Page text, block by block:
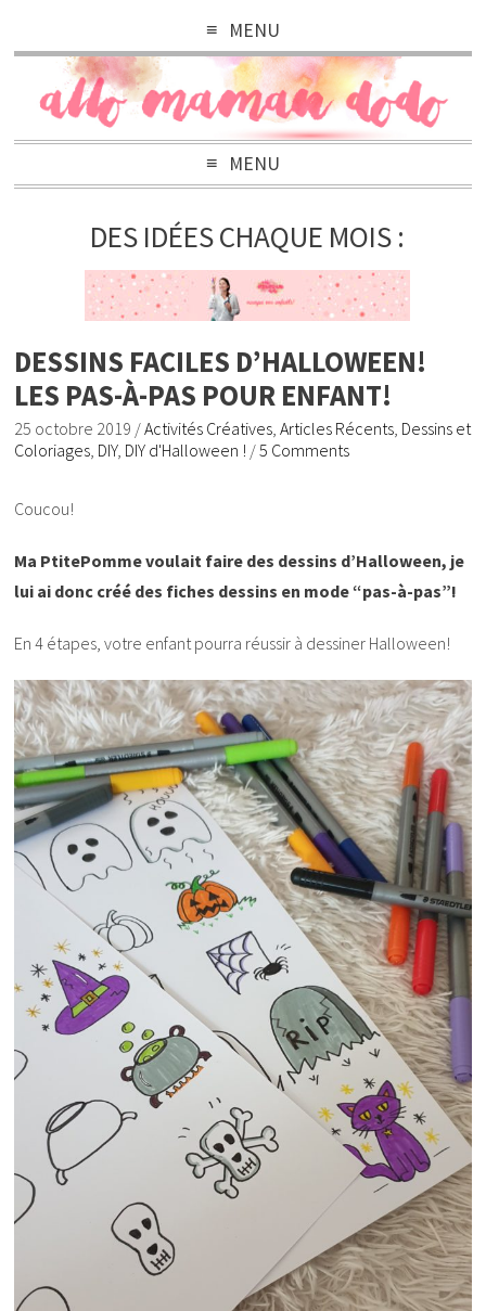
MENU
MENU
DES IDÉES CHAQUE MOIS :
DESSINS FACILES D’HALLOWEEN!
LES PAS-À-PAS POUR ENFANT!
25 octobre 2019 /Activités Créatives ,Articles Récents Dessins et
Coloriages DIY, DIY d'Halloween ! /5 Comments
Coucou!
Ma PtitePomme voulait faire des dessins d’Halloween, je
lui ai donc créé des fiches dessins en mode “pas-à-pas”!
En 4 étapes, votre enfant pourra réussir à dessiner Halloween!